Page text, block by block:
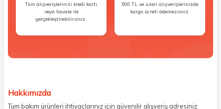
Tüm alışverişlerinizi kredi kartı
veya havale ile
gerçekleştirebilirsiniz.
500 TL ve üzeri alışverişlerinizde
kargo ücreti ödemezsiniz.
Hakkımızda
Tüm bakım ürünleri ihtiyaçlarınız için güvenilir alışveriş adresiniz